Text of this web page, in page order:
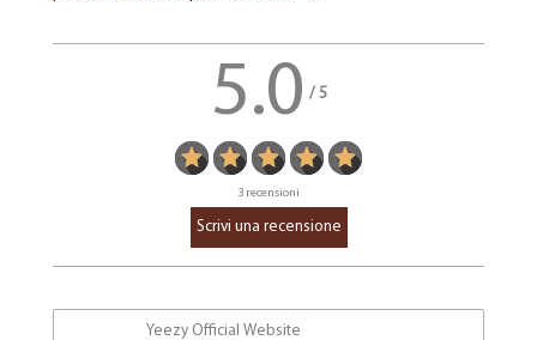
5.0 / 5
3 recensioni
Yeezy Official Website